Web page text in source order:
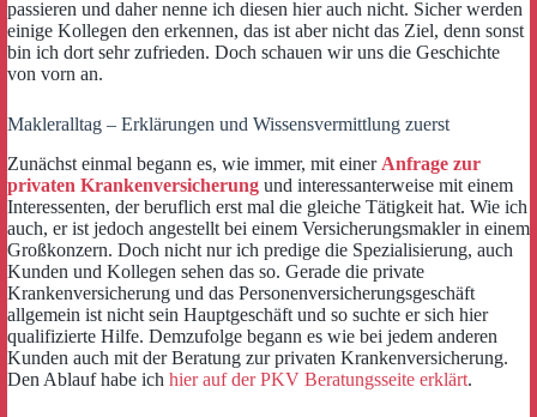
passieren und daher nenne ich diesen hier auch nicht. Sicher werden
einige Kollegen den erkennen, das ist aber nicht das Ziel, denn sonst
bin ich dort sehr zufrieden. Doch schauen wir uns die Geschichte
von vorn an.
Makleralltag – Erklärungen und Wissensvermittlung zuerst
Zunächst einmal begann es, wie immer, mit einer Anfrage zur
privaten Krankenversicherung und interessanterweise mit einem
Interessenten, der beruflich erst mal die gleiche Tätigkeit hat. Wie ich
auch, er ist jedoch angestellt bei einem Versicherungsmakler in einem
Großkonzern. Doch nicht nur ich predige die Spezialisierung, auch
Kunden und Kollegen sehen das so. Gerade die private
Krankenversicherung und das Personenversicherungsgeschäft
allgemein ist nicht sein Hauptgeschäft und so suchte er sich hier
qualifizierte Hilfe. Demzufolge begann es wie bei jedem anderen
Kunden auch mit der Beratung zur privaten Krankenversicherung.
Den Ablauf habe ich hier auf der PKV Beratungsseite erklärt.